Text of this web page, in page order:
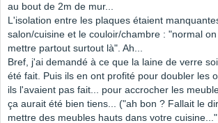
au bout de 2m de mur...
L'isolation entre les plaques étaient
salon/cuisine et le couloir/chambre : "normal
mettre partout surtout là". Ah...
Bref, j'ai demandé à ce que la laine de verre
été fait. Puis ils en ont profité pour doubler les
ils l'avaient pas fait... pour accrocher les
ça aurait été bien tiens... ("ah bon ? Fallait le
mettre des meubles hauts dans votre